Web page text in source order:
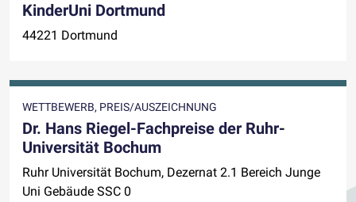
KinderUni Dortmund
44221 Dortmund
WETTBEWERB, PREIS/AUSZEICHNUNG
Dr. Hans Riegel-Fachpreise der Ruhr-
Universität Bochum
Ruhr Universität Bochum, Dezernat 2.1 Bereich Junge
Uni Gebäude SSC 0